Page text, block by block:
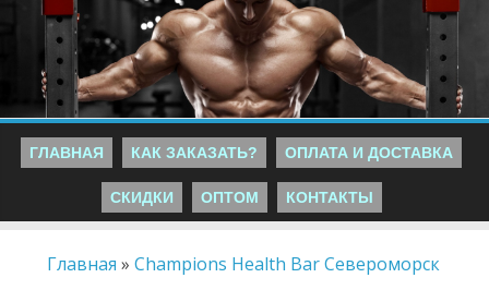
ГЛАВНАЯ КАК ЗАКАЗАТЬ? ОПЛАТА И ДОСТАВКА
СКИДКИ ОПТОМ КОНТАКТЫ
Главная »Champions Health Bar Североморск